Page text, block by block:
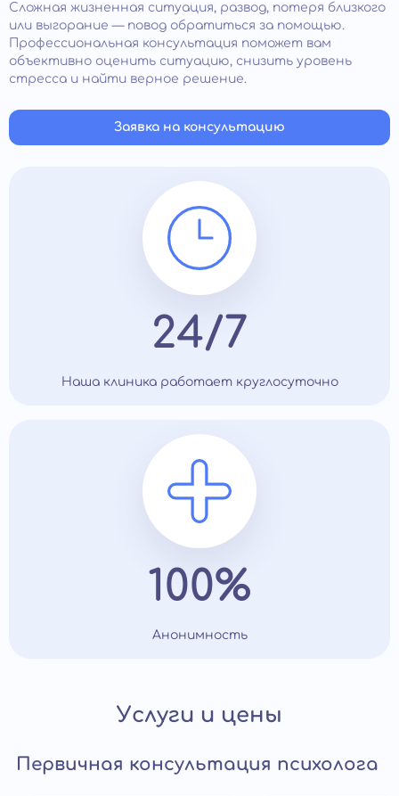
Сложная жизненная ситуация, развод, потеря близкого
или выгорание — повод обратиться за помощью.
Профессиональная консультация поможет вам
объективно оценить ситуацию, снизить уровень
стресса и найти верное решение.
Заявка на консультацию
24/7
Наша клиника работает круглосуточно
100%
Анонимность
Услуги и цены
Первичная консультация психолога